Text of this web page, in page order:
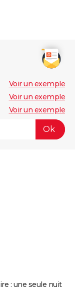
Voir un exemple
Voir un exemple
Voir un exemple
: une seule nuit